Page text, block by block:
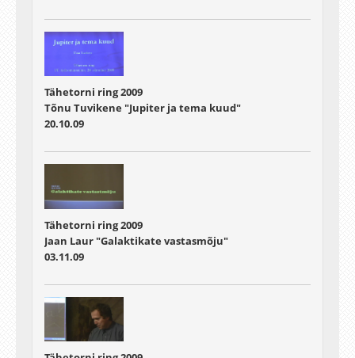
Tähetorni ring 2009
Tõnu Tuvikene "Jupiter ja tema kuud"
20.10.09
Tähetorni ring 2009
Jaan Laur "Galaktikate vastasmõju"
03.11.09